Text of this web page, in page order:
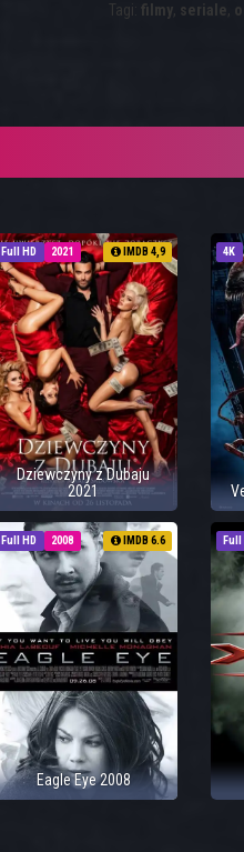
Tagi: filmy, seriale,
Full HD 2021 IMDB 4,9
Dziewczyny z Dubaju
2021
4K
Full HD 2008 IMDB 6.6
Eagle Eye 2008
Full